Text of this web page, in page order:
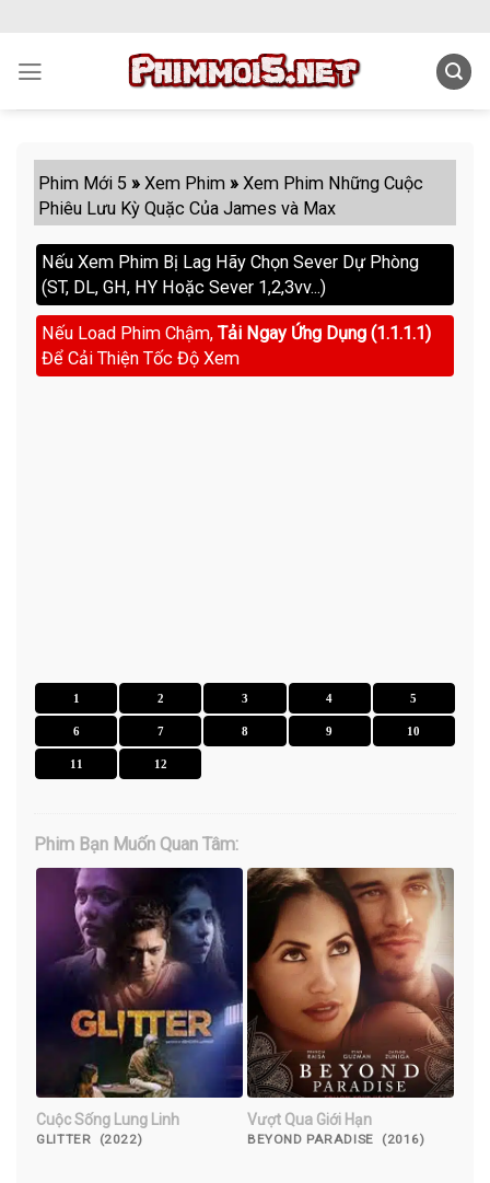
content
Phim Mới 5 »Xem Phim »Xem Phim Những Cuộc
Phiêu Lưu Kỳ Quặc Của James và Max
Nếu Xem Phim Bị Lag Hãy Chọn Sever Dự Phòng
(ST, DL, GH, HY Hoặc Sever 1,2,3vv...)
Nếu Load Phim Chậm, Tải Ngay Ứng Dụng (1.1.1.1)
Để Cải Thiện Tốc Độ Xem
1 2 3 4 5
6 7 8 9 10
11 12
Phim Bạn Muốn Quan Tâm:
Cuộc Sống Lung Linh
GLITTER (2022)
Vượt Qua Giới Hạn
BEYOND PARADISE (2016)